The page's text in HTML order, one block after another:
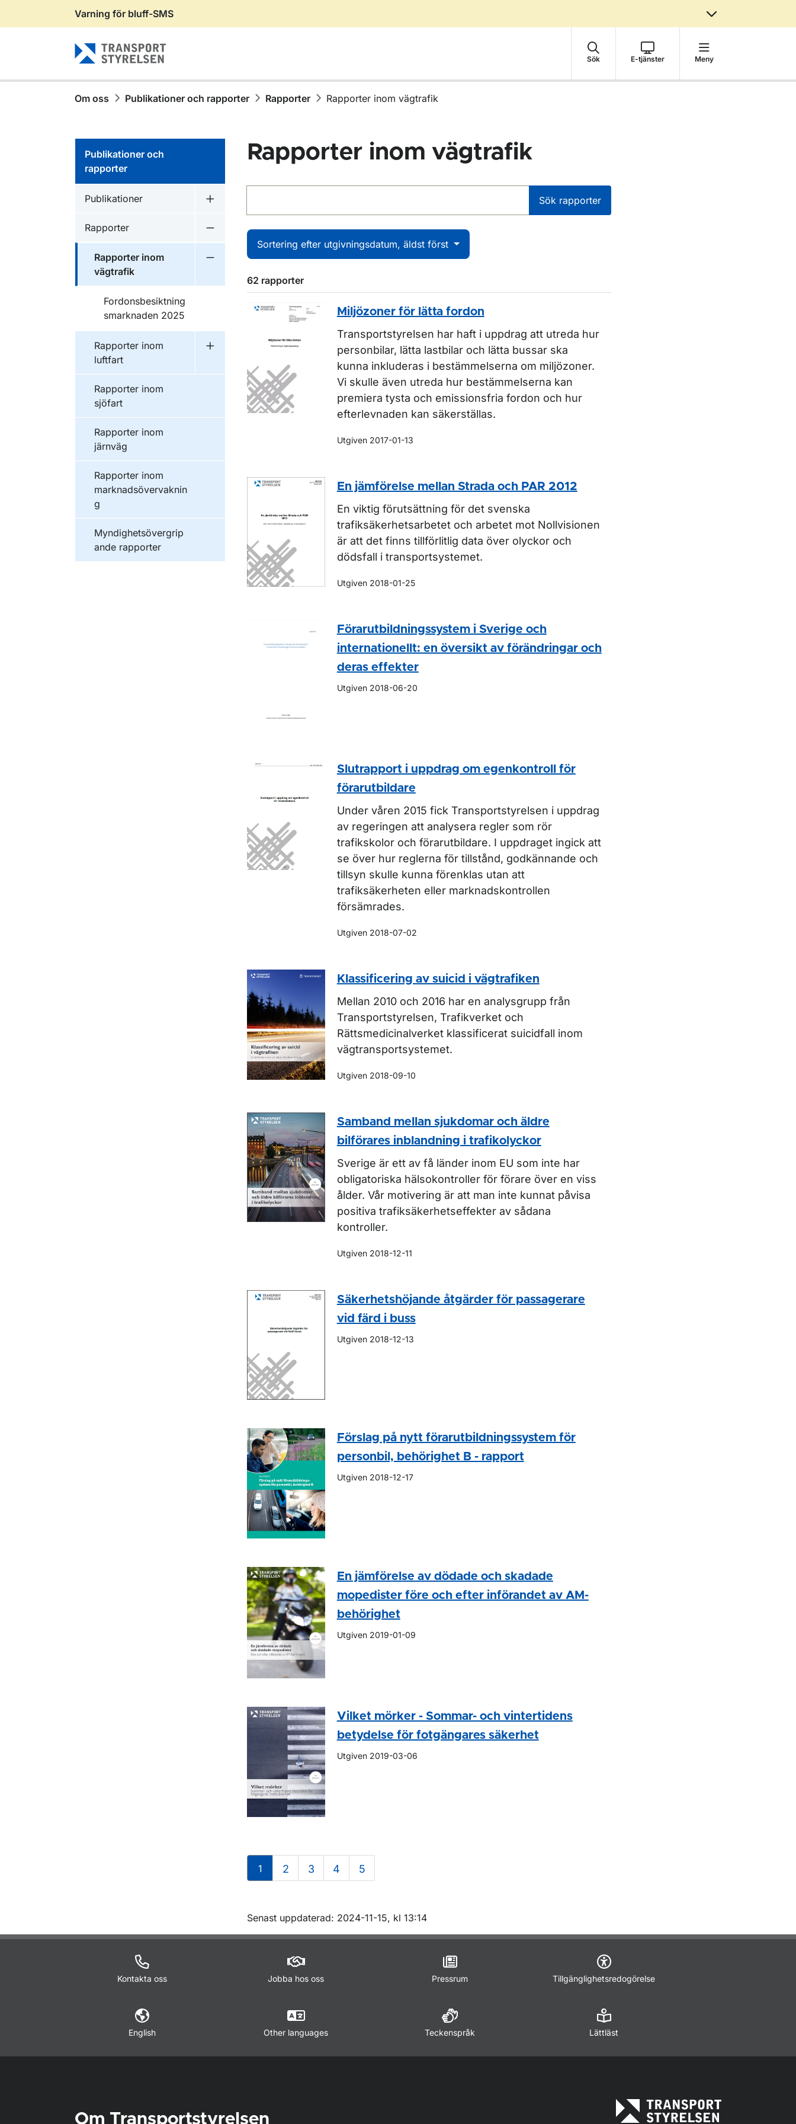
Gå till sidans innehåll
Varning för bluff-SMS
Sök E-tjänster Meny
Om oss Publikationer och rapporter Rapporter Rapporter inom vägtrafik
Publikationer och
rapporter
Publikationer inom
Publikationer
Undermeny för Publikationer
Publikationer inom
Rapporter
Undermeny för Rapporter
Publikationer inom
Rapporter inom
vägtrafik
Publikationer inom
Fordonsbesiktning
smarknaden 2025
Publikationer inom
Rapporter inom
luftfart
Undermeny för Rapporter inom luftfart
Publikationer inom
Rapporter inom
sjöfart
Publikationer inom
Rapporter inom
järnväg
Publikationer inom
Rapporter inom
marknadsövervaknin
g
Publikationer inom
Myndighetsövergrip
ande rapporter
Rapporter inom vägtrafik
Sortering efter utgivningsdatum, äldst först
62 rapporter
Miljözoner för lätta fordon
Transportstyrelsen har haft i uppdrag att utreda hur
personbilar, lätta lastbilar och lätta bussar ska
kunna inkluderas i bestämmelserna om miljözoner.
Vi skulle även utreda hur bestämmelserna kan
premiera tysta och emissionsfria fordon och hur
efterlevnaden kan säkerställas.
Utgiven 2017-01-13
En jämförelse mellan Strada och PAR 2012
En viktig förutsättning för det svenska
trafiksäkerhetsarbetet och arbetet mot Nollvisionen
är att det finns tillförlitlig data över olyckor och
dödsfall i transportsystemet.
Utgiven 2018-01-25
Förarutbildningssystem i Sverige och
internationellt: en översikt av förändringar och
deras effekter
Utgiven 2018-06-20
Slutrapport i uppdrag om egenkontroll för
förarutbildare
Under våren 2015 fick Transportstyrelsen i uppdrag
av regeringen att analysera regler som rör
trafikskolor och förarutbildare. I uppdraget ingick att
se över hur reglerna för tillstånd, godkännande och
tillsyn skulle kunna förenklas utan att
trafiksäkerheten eller marknadskontrollen
försämrades.
Utgiven 2018-07-02
Klassificering av suicid i vägtrafiken
Mellan 2010 och 2016 har en analysgrupp från
Transportstyrelsen, Trafikverket och
Rättsmedicinalverket klassificerat suicidfall inom
vägtransportsystemet.
Utgiven 2018-09-10
Samband mellan sjukdomar och äldre
bilförares inblandning i trafikolyckor
Sverige är ett av få länder inom EU som inte har
obligatoriska hälsokontroller för förare över en viss
ålder. Vår motivering är att man inte kunnat påvisa
positiva trafiksäkerhetseffekter av sådana
kontroller.
Utgiven 2018-12-11
Säkerhetshöjande åtgärder för passagerare
vid färd i buss
Utgiven 2018-12-13
Förslag på nytt förarutbildningssystem för
personbil, behörighet B - rapport
Utgiven 2018-12-17
En jämförelse av dödade och skadade
mopedister före och efter införandet av AM-
behörighet
Utgiven 2019-01-09
Vilket mörker - Sommar- och vintertidens
betydelse för fotgängares säkerhet
Utgiven 2019-03-06
1 2 3 4 5
Om sidan
Senast uppdaterad: 2024-11-15, kl 13:14
Kontakta oss Jobba hos oss Pressrum Tillgänglighetsredogörelse
English Other languages Teckenspråk Lättläst
Om Transportstyrelsen